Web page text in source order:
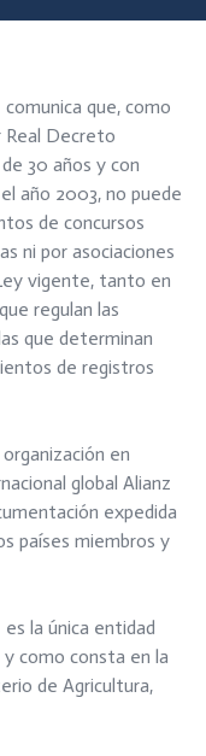
comunica que, como
Real Decreto
30 años y con
año 2003, no puede
de concursos
ni por asociaciones
vigente, tanto en
regulan las
que determinan
de registros
en
global Alianz
expedida
países miembros y
es la única entidad
como consta en la
de Agricultura,